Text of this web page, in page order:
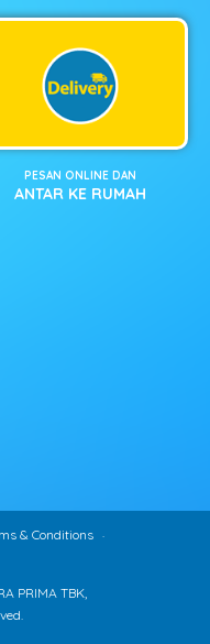
PESAN ONLINE DAN
ANTAR KE RUMAH
& Conditions
PRIMA TBK,